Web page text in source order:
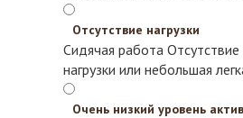
Отсутствие нагрузки
Сидячая работа
нагрузки или небольшая
Очень низкий уровень